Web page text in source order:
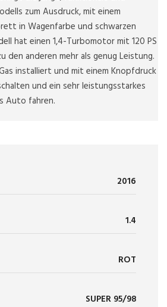
zum Ausdruck, mit einem
in Wagenfarbe und schwarzen
hat einen 1,4-Turbomotor mit 120 PS
den anderen mehr als genug Leistung.
installiert und mit einem Knopfdruck
und ein sehr leistungsstarkes
Auto fahren.
2016
1.4
ROT
SUPER 95/98